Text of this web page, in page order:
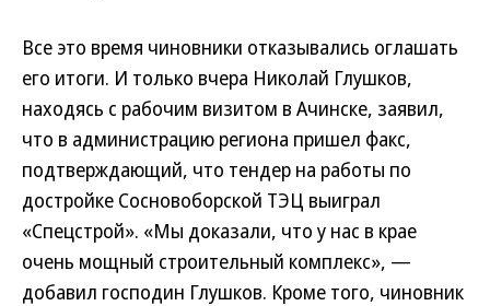
Все это время чиновники отказывались оглашать
его итоги. И только вчера Николай Глушков,
находясь с рабочим визитом в Ачинске, заявил,
что в администрацию региона пришел факс,
подтверждающий, что тендер на работы по
достройке Сосновоборской ТЭЦ выиграл
«Спецстрой». «Мы доказали, что у нас в крае
очень мощный строительный комплекс», —
добавил господин Глушков. Кроме того, чиновник